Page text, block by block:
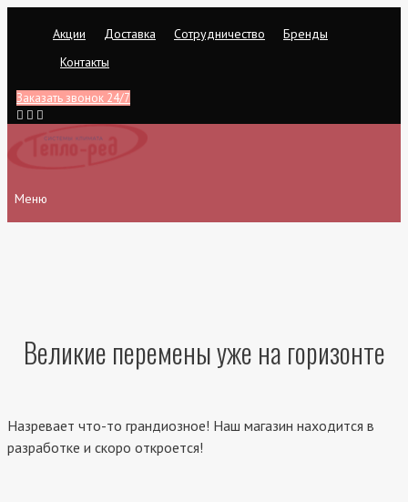
содержимому
Акции Доставка Сотрудничество
Бренды
Контакты
Заказать звонок 24/7
Меню
Великие перемены уже на горизонте
Назревает что-то грандиозное! Наш магазин находится в
разработке и скоро откроется!